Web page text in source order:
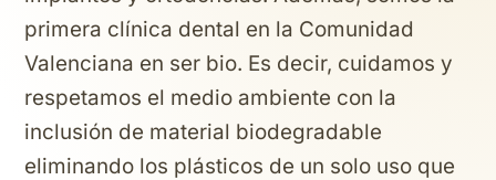
primera clínica dental en la Comunidad
Valenciana en ser bio. Es decir, cuidamos y
respetamos el medio ambiente con la
inclusión de material biodegradable
eliminando los plásticos de un solo uso que